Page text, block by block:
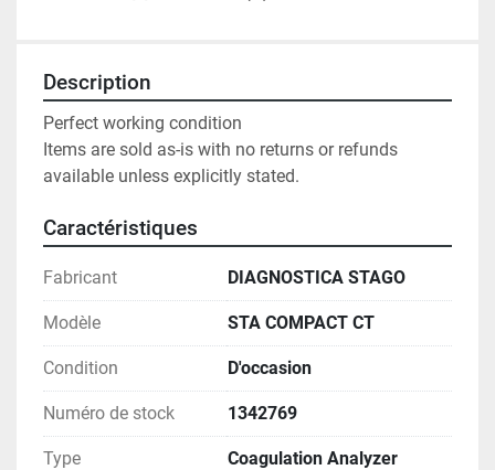
Description
Perfect working condition
Items are sold as-is with no returns or refunds
available unless explicitly stated.
Caractéristiques
Fabricant DIAGNOSTICA STAGO
Modèle STA COMPACT CT
Condition D'occasion
Numéro de stock 1342769
Type Coagulation Analyzer